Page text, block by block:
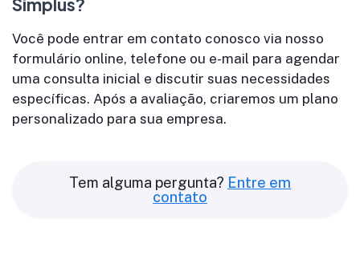
Simplus?
Você pode entrar em contato conosco via nosso
formulário online, telefone ou e-mail para agendar
uma consulta inicial e discutir suas necessidades
específicas. Após a avaliação, criaremos um plano
personalizado para sua empresa.
Tem alguma pergunta? Entre em
contato